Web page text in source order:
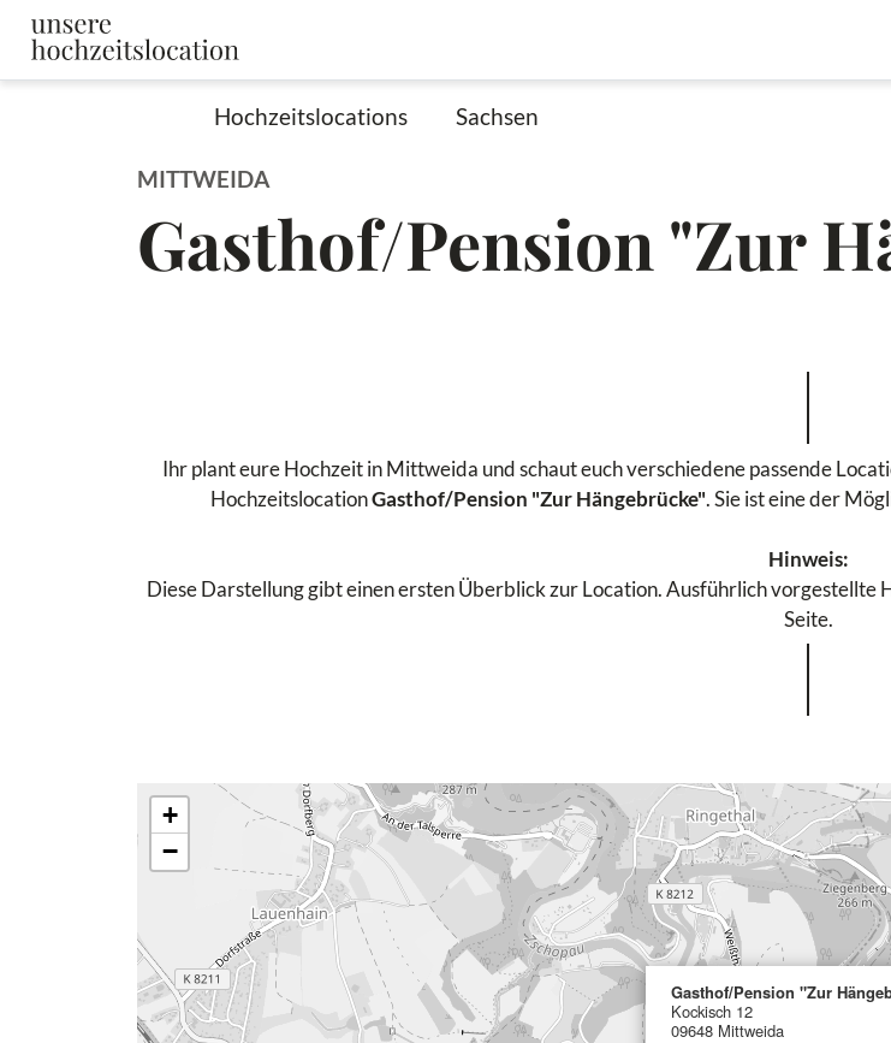
Hochzeitslocations Sachsen
MITTWEIDA
Gasthof/Pension "Zur
Ihr plant eure Hochzeit in Mittweida und schaut euch verschiedene passende
HochzeitslocationGasthof/Pension "Zur Hängebrücke". Sie ist eine der
Hinweis:
Diese Darstellung gibt einen ersten Überblick zur Location. Ausführlich
Seite.
Gasthof/Pension "Zur
Kockisch 12
09648 Mittweida
+
−